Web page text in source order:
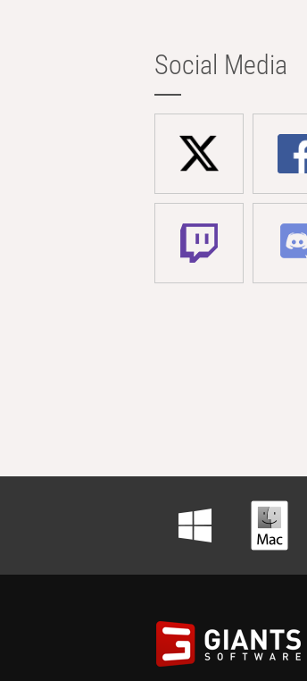
Social Media